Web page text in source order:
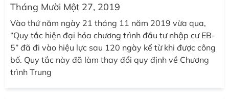
Tháng Mười Một 27, 2019
Vào thứ năm ngày 21 tháng 11 năm 2019 vừa qua,
“Quy tắc hiện đại hóa chương trình đầu tư nhập cư EB-
5” đã đi vào hiệu lực sau 120 ngày kể từ khi được công
bố. Quy tắc này đã làm thay đổi quy định về Chương
trình Trung